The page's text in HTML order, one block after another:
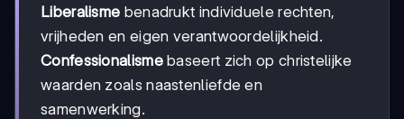
Liberalisme benadrukt individuele rechten,
vrijheden en eigen verantwoordelijkheid.
Confessionalismebaseert zich op christelijke
waarden zoals naastenliefde en
samenwerking.